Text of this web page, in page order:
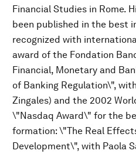
Financial Studies in Rome.
been published in the best
recognized with
award of the Fondation
Financial, Monetary and
of Banking Regulation\",
Zingales) and the 2002
\"Nasdaq Award\" for the
formation: \"The Real
Development\", with Paola